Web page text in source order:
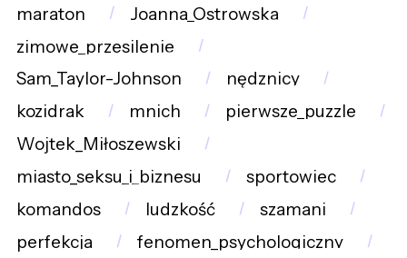
maraton
Joanna_Ostrowska
zimowe_przesilenie
Sam_Taylor-Johnson
nędznicy
kozidrak
mnich
pierwsze_puzzle
Wojtek_Miłoszewski
miasto_seksu_i_biznesu
sportowiec
komandos
ludzkość
szamani
perfekcja
fenomen_psychologiczny